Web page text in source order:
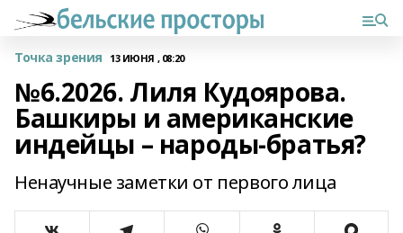
Точка зрения 13 ИЮНЯ , 08:20
№6.2026. Лиля Кудоярова.
Башкиры и американские
индейцы – народы-братья?
Ненаучные заметки от первого лица